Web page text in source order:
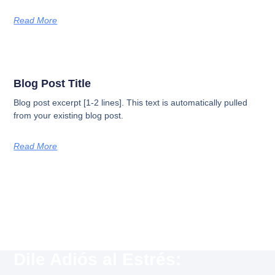
Read More
Blog Post Title
Blog post excerpt [1-2 lines]. This text is automatically pulled
from your existing blog post.
Read More